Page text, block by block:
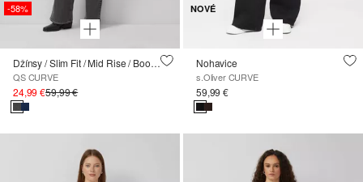
-58%
Džínsy / Slim Fit / Mid Rise / Bootcut Leg
QS CURVE
24,99 €59,99 €
NOVÉ
Nohavice
s.Oliver CURVE
59,99 €